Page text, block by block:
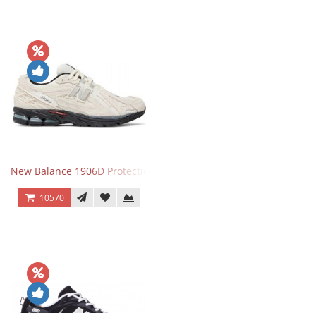
New Balance 1906D Protection Pack Turtledove
10570